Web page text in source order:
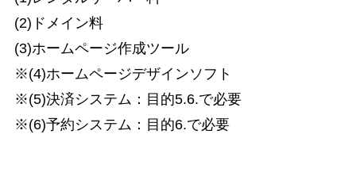
(2)ドメイン料
(3)ホームページ作成ツール
※(4)ホームページデザインソフト
※(5)決済システム：目的5.6.で必要
※(6)予約システム：目的6.で必要